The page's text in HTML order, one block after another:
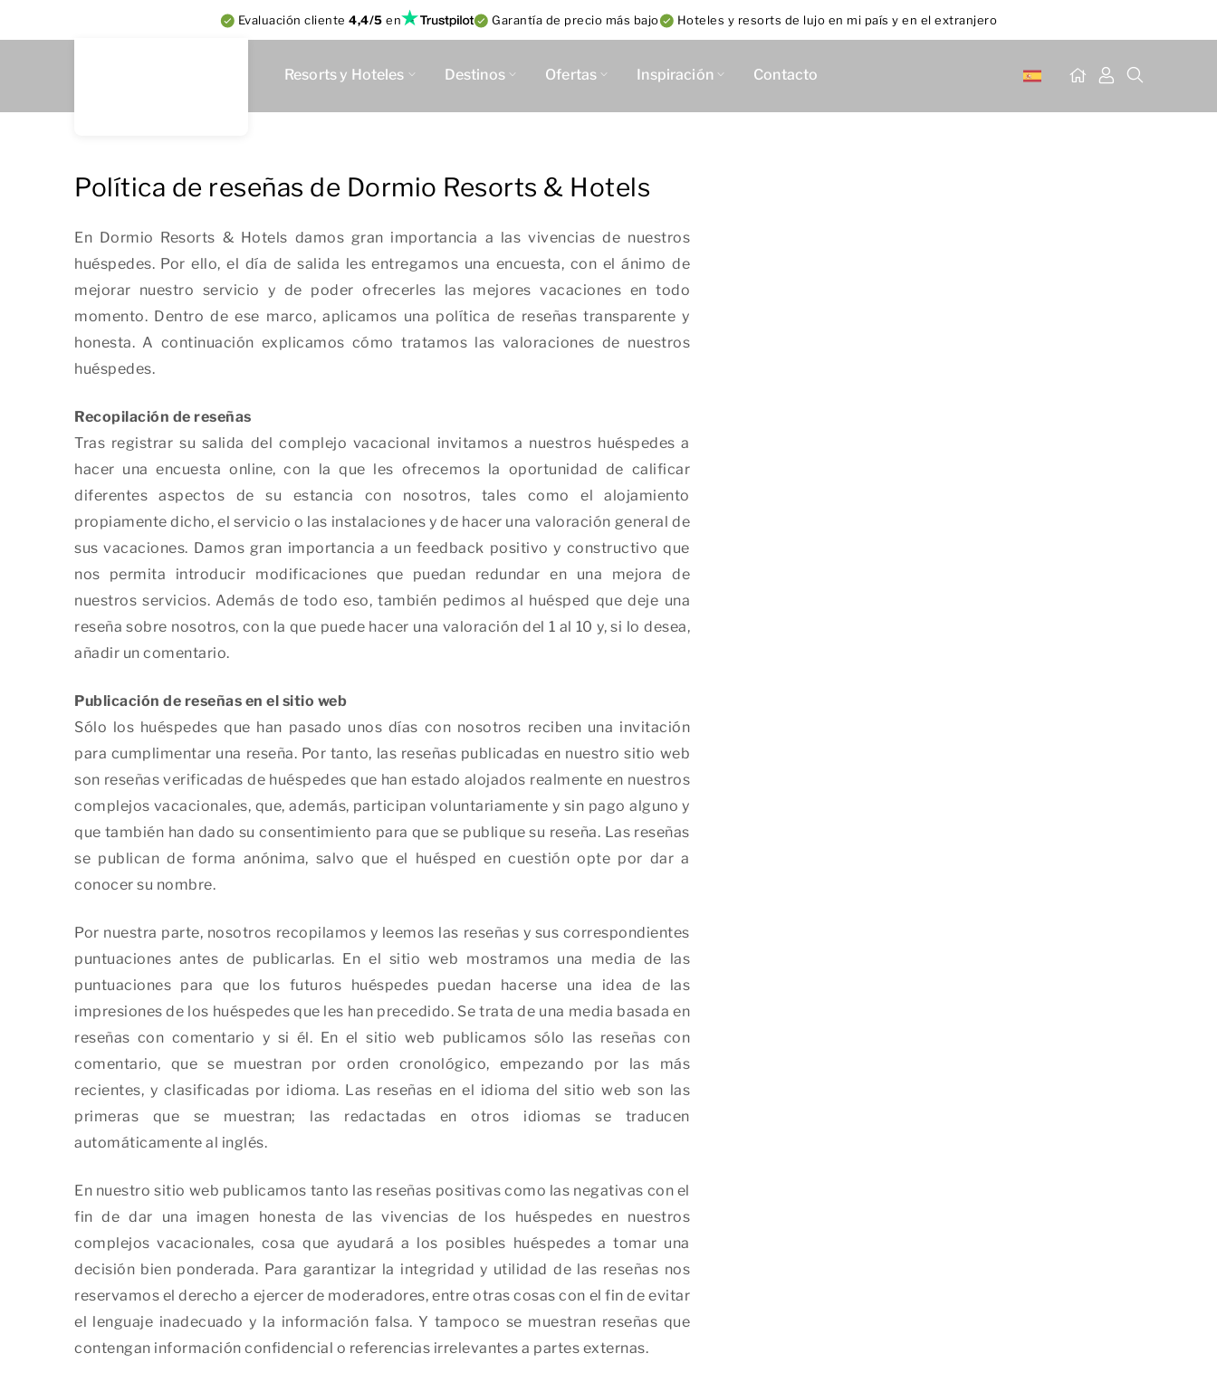
Evaluación cliente4,4/5 en Garantía de precio más bajo Hoteles y resorts de lujo en mi país y en el extranjero
Resorts y Hoteles Destinos Ofertas Inspiración Contacto
Política de reseñas de Dormio Resorts & Hotels
En Dormio Resorts & Hotels damos gran importancia a las vivencias de nuestros
huéspedes. Por ello, el día de salida les entregamos una encuesta, con el ánimo de
mejorar nuestro servicio y de poder ofrecerles las mejores vacaciones en todo
momento. Dentro de ese marco, aplicamos una política de reseñas transparente y
honesta. A continuación explicamos cómo tratamos las valoraciones de nuestros
huéspedes.
Recopilación de reseñas
Tras registrar su salida del complejo vacacional invitamos a nuestros huéspedes a
hacer una encuesta online, con la que les ofrecemos la oportunidad de calificar
diferentes aspectos de su estancia con nosotros, tales como el alojamiento
propiamente dicho, el servicio o las instalaciones y de hacer una valoración general de
sus vacaciones. Damos gran importancia a un feedback positivo y constructivo que
nos permita introducir modificaciones que puedan redundar en una mejora de
nuestros servicios. Además de todo eso, también pedimos al huésped que deje una
reseña sobre nosotros, con la que puede hacer una valoración del 1 al 10 y, si lo desea,
añadir un comentario.
Publicación de reseñas en el sitio web
Sólo los huéspedes que han pasado unos días con nosotros reciben una invitación
para cumplimentar una reseña. Por tanto, las reseñas publicadas en nuestro sitio web
son reseñas verificadas de huéspedes que han estado alojados realmente en nuestros
complejos vacacionales, que, además, participan voluntariamente y sin pago alguno y
que también han dado su consentimiento para que se publique su reseña. Las reseñas
se publican de forma anónima, salvo que el huésped en cuestión opte por dar a
conocer su nombre.
Por nuestra parte, nosotros recopilamos y leemos las reseñas y sus correspondientes
puntuaciones antes de publicarlas. En el sitio web mostramos una media de las
puntuaciones para que los futuros huéspedes puedan hacerse una idea de las
impresiones de los huéspedes que les han precedido. Se trata de una media basada en
reseñas con comentario y si él. En el sitio web publicamos sólo las reseñas con
comentario, que se muestran por orden cronológico, empezando por las más
recientes, y clasificadas por idioma. Las reseñas en el idioma del sitio web son las
primeras que se muestran; las redactadas en otros idiomas se traducen
automáticamente al inglés.
En nuestro sitio web publicamos tanto las reseñas positivas como las negativas con el
fin de dar una imagen honesta de las vivencias de los huéspedes en nuestros
complejos vacacionales, cosa que ayudará a los posibles huéspedes a tomar una
decisión bien ponderada. Para garantizar la integridad y utilidad de las reseñas nos
reservamos el derecho a ejercer de moderadores, entre otras cosas con el fin de evitar
el lenguaje inadecuado y la información falsa. Y tampoco se muestran reseñas que
contengan información confidencial o referencias irrelevantes a partes externas.